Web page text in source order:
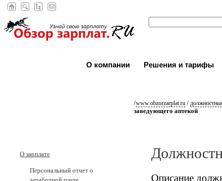
О компании Решения и тарифы
/www.obzorzarplat.ru /
заведующего аптекой
О зарплате
Персональный отчет о
Описание